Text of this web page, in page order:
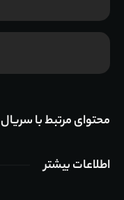
محتوای مرتبط با سریال
اطلاعات بیشتر